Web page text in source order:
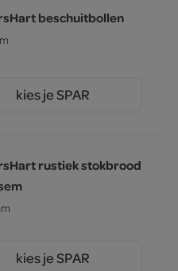
beschuitbollen
kies je SPAR
rustiek stokbrood
kies je SPAR